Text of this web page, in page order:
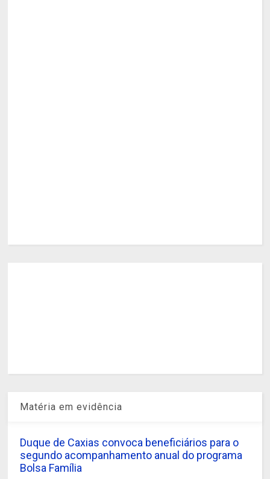
Matéria em evidência
Duque de Caxias convoca beneficiários para o
segundo acompanhamento anual do programa
Bolsa Família